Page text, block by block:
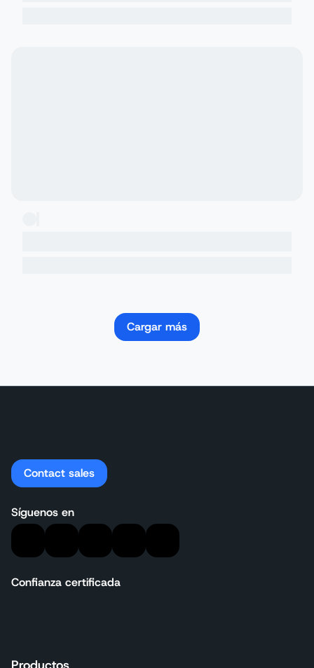
Cargar más
Contact sales
Síguenos en
Confianza certificada